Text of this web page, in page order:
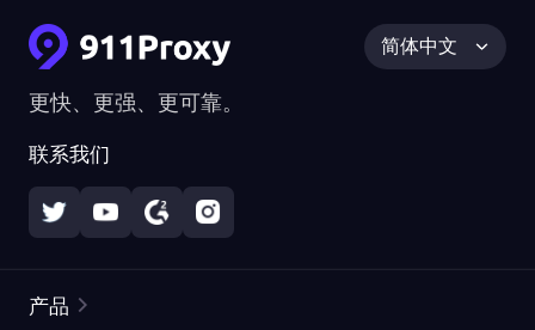
更快、更强、更可靠。
联系我们
简体中文
产品